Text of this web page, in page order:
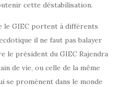
cette déstabilisation.
GIEC portent à différents
il ne faut pas balayer
le président du GIEC Rajendra
de vie, ou celle de la même
se promènent dans le monde